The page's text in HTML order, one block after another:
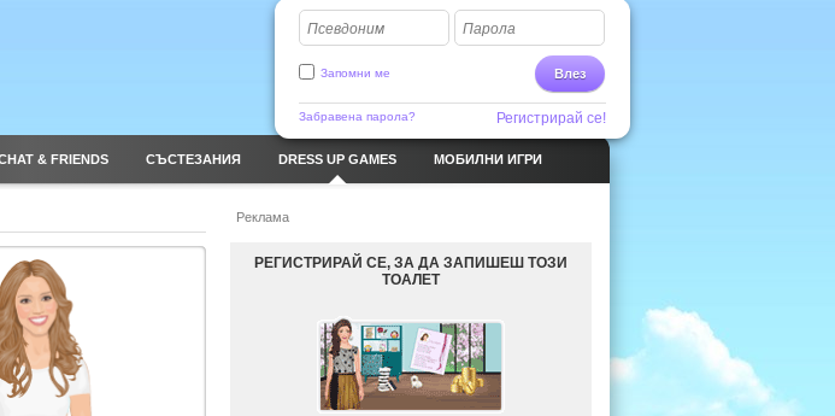
Псевдоним Парола
Влез
Запомни ме
Забравена парола? Регистрирай се!
& FRIENDS СЪСТЕЗАНИЯ DRESS UP GAMES МОБИЛНИ ИГРИ
Реклама
РЕГИСТРИРАЙ СЕ, ЗА ДА ЗАПИШЕШ ТОЗИ
ТОАЛЕТ